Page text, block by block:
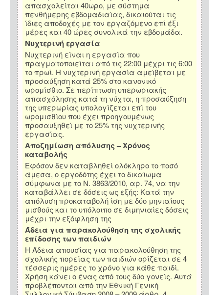
απασχολείται 40ωρο, με σύστημα
πενθήμερης εβδομαδιαίας, δικαιούται τις
ίδιες αποδοχές με τον εργαζόμενο επί έξι
μέρες και 40 ώρες συνολικά την εβδομάδα.
Νυχτερινή εργασία
Νυχτερινή είναι η εργασία που
πραγματοποιείται από τις 22:00 μέχρι τις 6:00
το πρωί. Η νυχτερινή εργασία αμείβεται με
προσαύξηση κατά 25% στο κανονικό
ωρομίσθιο. Σε περίπτωση υπερωριακής
απασχόλησης κατά τη νύχτα, η προσαύξηση
της υπερωρίας υπολογίζεται επί του
ωρομισθίου που έχει προηγουμένως
προσαυξηθεί με το 25% της νυχτερινής
εργασίας.
Αποζημίωση απόλυσης – Χρόνος
καταβολής
Εφόσον δεν καταβληθεί ολόκληρο το ποσό
άμεσα, ο εργοδότης έχει το δικαίωμα
σύμφωνα με το Ν. 3863/2010, αρ. 74, να την
καταβάλλει σε δόσεις ως εξής: Κατά την
απόλυση προκαταβολή ίση με δύο μηνιαίους
μισθούς και το υπόλοιπο σε διμηνιαίες δόσεις
μέχρι την εξόφληση της
Άδεια για παρακολούθηση της σχολικής
επίδοσης των παιδιών
Η Άδεια απουσίας για παρακολούθηση της
σχολικής πορείας των παιδιών ορίζεται σε 4
τέσσερις ημέρες το χρόνο για κάθε παιδί.
Χρήση κάνει ο ένας από τους δύο γονείς. Αυτά
προβλέπονται από την Εθνική Γενική